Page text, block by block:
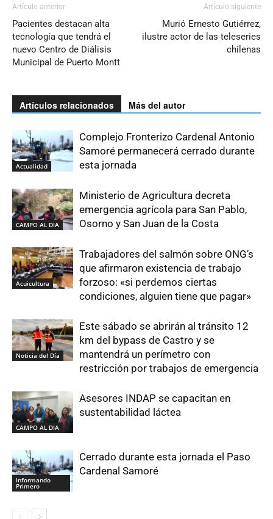
Artículo anterior
Pacientes destacan alta
tecnología que tendrá el
nuevo Centro de Diálisis
Municipal de Puerto Montt
Artículo siguiente
Murió Ernesto Gutiérrez,
ilustre actor de las teleseries
chilenas
Artículos relacionados Más del autor
Actualidad
Complejo Fronterizo Cardenal Antonio
Samoré permanecerá cerrado durante
esta jornada
CAMPO AL DIA
Ministerio de Agricultura decreta
emergencia agrícola para San Pablo,
Osorno y San Juan de la Costa
Acuicultura
Trabajadores del salmón sobre ONG’s
que afirmaron existencia de trabajo
forzoso: «si perdemos ciertas
condiciones, alguien tiene que pagar»
Noticia del Día
Este sábado se abrirán al tránsito 12
km del bypass de Castro y se
mantendrá un perímetro con
restricción por trabajos de emergencia
CAMPO AL DIA
Asesores INDAP se capacitan en
sustentabilidad láctea
Informando
Primero
Cerrado durante esta jornada el Paso
Cardenal Samoré